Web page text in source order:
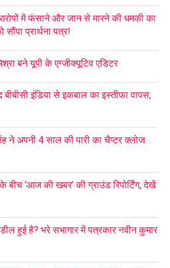
में फंसाने और जान से मारने की धमकी का
प्रार्थना पत्र!
बने यूपी के एग्जीक्यूटिव एडिटर
इंडिया से इकबाल का इस्तीफा वापस;
ने अपनी 4 साल की पारी का चैप्टर क्लोज
बीच ‘आज की खबर’ की ग्राउंड रिपोर्टिंग, देखें
हुई है? भरे सभागार में पत्रकार नवीन कुमार